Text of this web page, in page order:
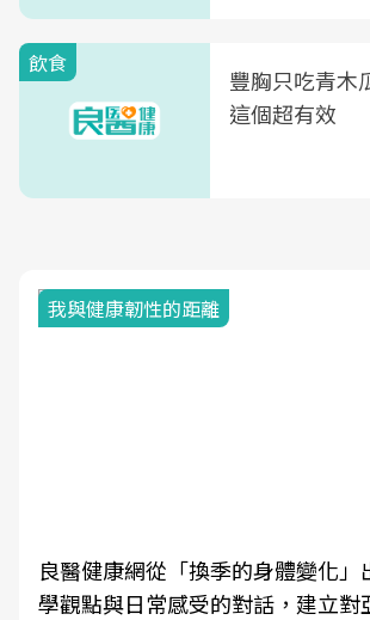
飲食
豐胸只吃青木
這個超有效
我與健康韌性的距離
良醫健康網從「換季的身體變化」
學觀點與日常感受的對話，建立對